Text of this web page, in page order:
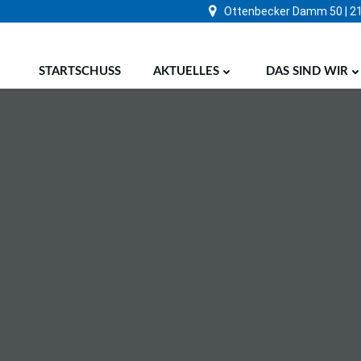
Ottenbecker Damm 50 |
STARTSCHUSS AKTUELLES DAS SIND WIR